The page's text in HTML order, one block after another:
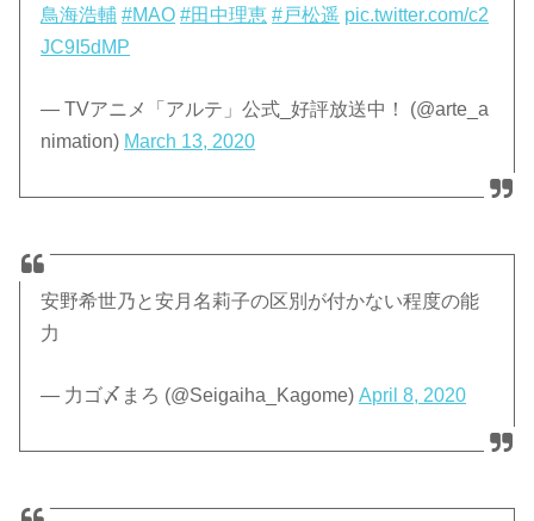
鳥海浩輔 #MAO #田中理恵 #戸松遥 pic.twitter.com/c2
JC9I5dMP
— TVアニメ「アルテ」公式_好評放送中！ (@arte_a
nimation) March 13, 2020
安野希世乃と安月名莉子の区別が付かない程度の能
力
— 力ゴ〆まろ (@Seigaiha_Kagome)April 8, 2020